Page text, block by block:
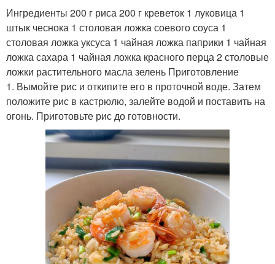
Ингредиенты 200 г риса 200 г креветок 1 луковица 1
штык чеснока 1 столовая ложка соевого соуса 1
столовая ложка уксуса 1 чайная ложка паприки 1 чайная
ложка сахара 1 чайная ложка красного перца 2 столовые
ложки растительного масла зелень Приготовление
1. Вымойте рис и откипите его в проточной воде. Затем
положите рис в кастрюлю, залейте водой и поставить на
огонь. Приготовьте рис до готовности.